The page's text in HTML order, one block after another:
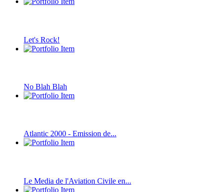
Let's Rock!
No Blah Blah
Atlantic 2000 - Emission de...
Le Media de l'Aviation Civile en...